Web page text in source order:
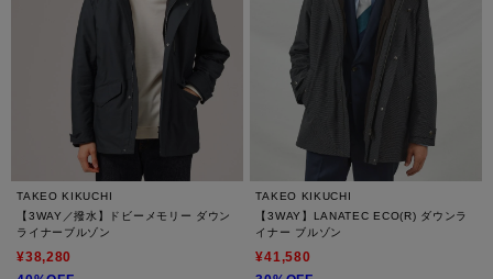
TAKEO KIKUCHI
【3WAY／撥水】ドビーメモリー ダウン
ライナーブルゾン
¥38,280
TAKEO KIKUCHI
【3WAY】LANATEC ECO(R) ダウンラ
イナー ブルゾン
¥41,580